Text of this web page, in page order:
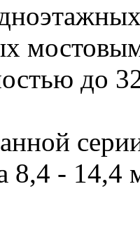
до
8,4 - 14,4